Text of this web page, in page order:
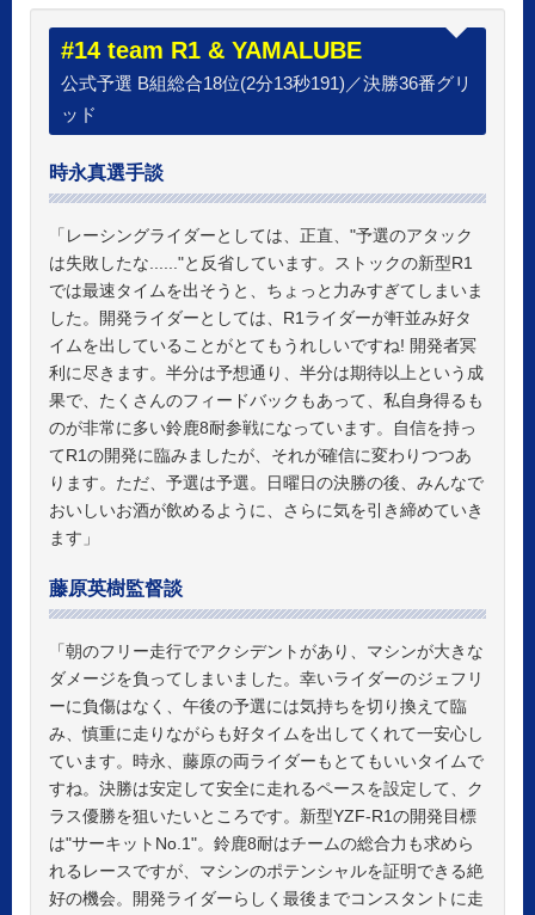
#14 team R1 & YAMALUBE
公式予選 B組総合18位(2分13秒191)／決勝36番グリ
ッド
時永真選手談
「レーシングライダーとしては、正直、"予選のアタック
は失敗したな......"と反省しています。ストックの新型R1
では最速タイムを出そうと、ちょっと力みすぎてしまいま
した。開発ライダーとしては、R1ライダーが軒並み好タ
イムを出していることがとてもうれしいですね! 開発者冥
利に尽きます。半分は予想通り、半分は期待以上という成
果で、たくさんのフィードバックもあって、私自身得るも
のが非常に多い鈴鹿8耐参戦になっています。自信を持っ
てR1の開発に臨みましたが、それが確信に変わりつつあ
ります。ただ、予選は予選。日曜日の決勝の後、みんなで
おいしいお酒が飲めるように、さらに気を引き締めていき
ます」
藤原英樹監督談
「朝のフリー走行でアクシデントがあり、マシンが大きな
ダメージを負ってしまいました。幸いライダーのジェフリ
ーに負傷はなく、午後の予選には気持ちを切り換えて臨
み、慎重に走りながらも好タイムを出してくれて一安心し
ています。時永、藤原の両ライダーもとてもいいタイムで
すね。決勝は安定して安全に走れるペースを設定して、ク
ラス優勝を狙いたいところです。新型YZF-R1の開発目標
は"サーキットNo.1"。鈴鹿8耐はチームの総合力も求めら
れるレースですが、マシンのポテンシャルを証明できる絶
好の機会。開発ライダーらしく最後までコンスタントに走